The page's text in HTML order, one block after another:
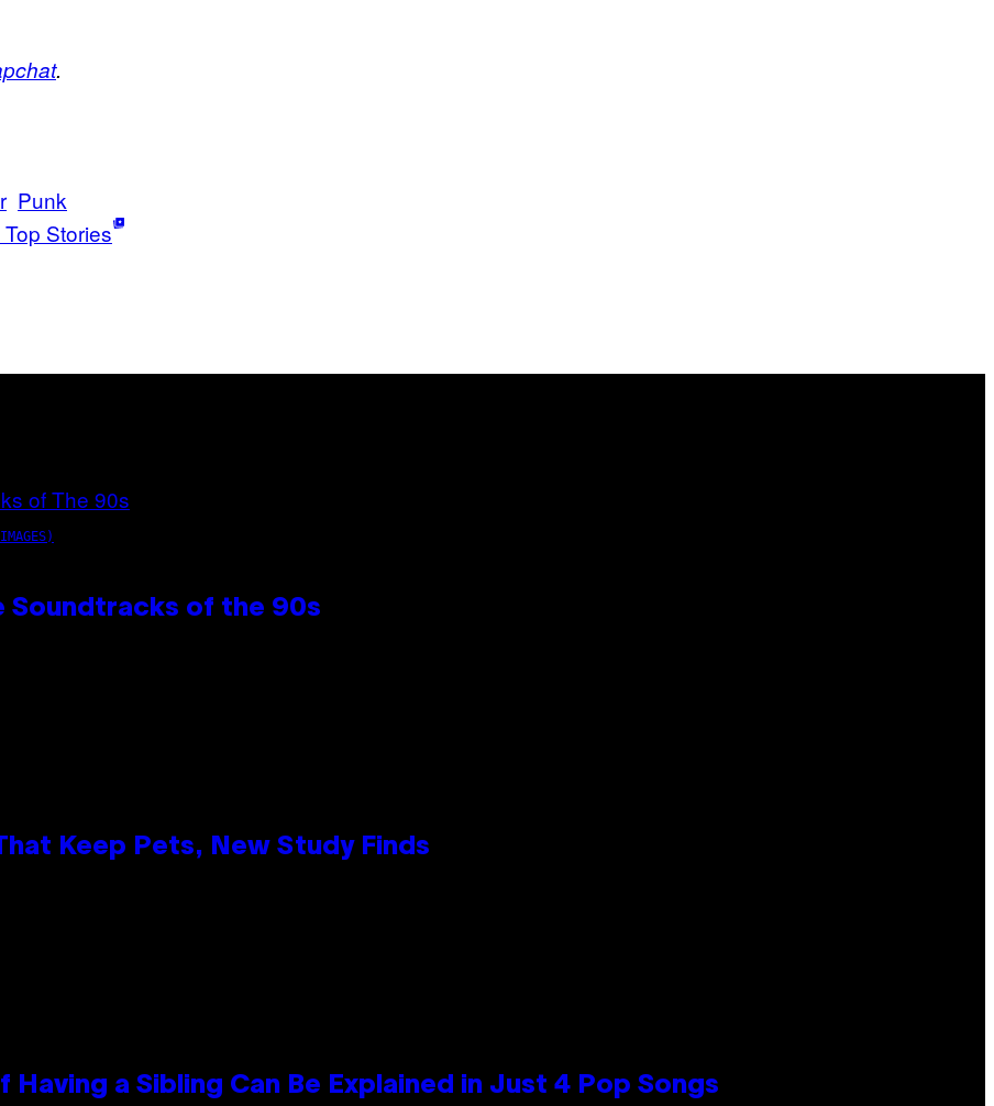
.
Punk
Stories
of the 90s
Keep Pets, New Study Finds
a Sibling Can Be Explained in Just 4 Pop Songs